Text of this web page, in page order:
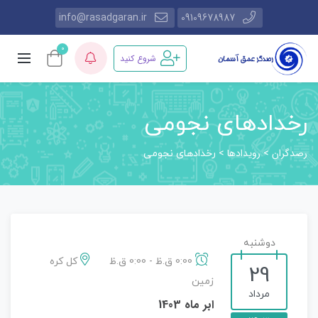
09109678987
info@rasadgaran.ir
شروع کنید
0
رخدادهای نجومی
رصدگران>رویدادها > رخدادهای نجومی
دوشنبه
29
مرداد
کل کره
زمین
ابر ماه 1403